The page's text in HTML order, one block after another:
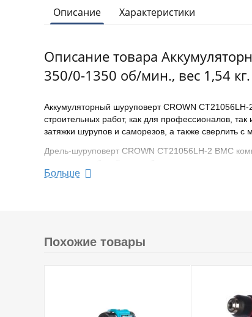
Описание Характеристики
Описание товара
350/0-1350 об/мин., вес 1,54 кг.
Аккумуляторный шуруповерт CROWN
строительных работ, как для профессионалов,
затяжки шурупов и саморезов, а также сверлить
Дрель-шуруповерт CROWN CT21056LH-2 BMC
обеспечивают надежный захват и фиксацию на
Аккумулятор Li-Ion 18 В, 2 Ач
Наличие подсветки
Больше
Похожие товары